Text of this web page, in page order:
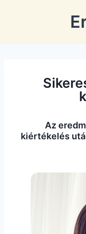
Az
kiértékelés